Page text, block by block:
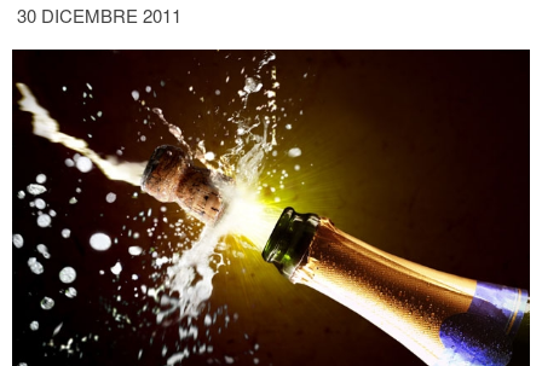
30 DICEMBRE 2011